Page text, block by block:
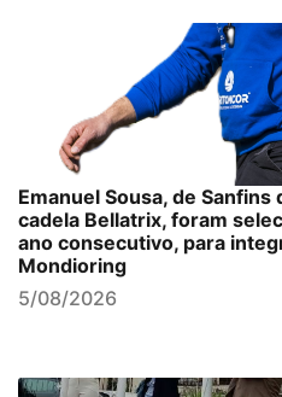
Emanuel Sousa, de Sanfins
cadela Bellatrix, foram
ano consecutivo, para
Mondioring
5/08/2026